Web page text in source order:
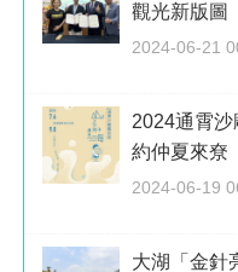
觀光新版圖
2024-06-21
2024通霄
約仲夏來尞
2024-06-19
大湖「金針